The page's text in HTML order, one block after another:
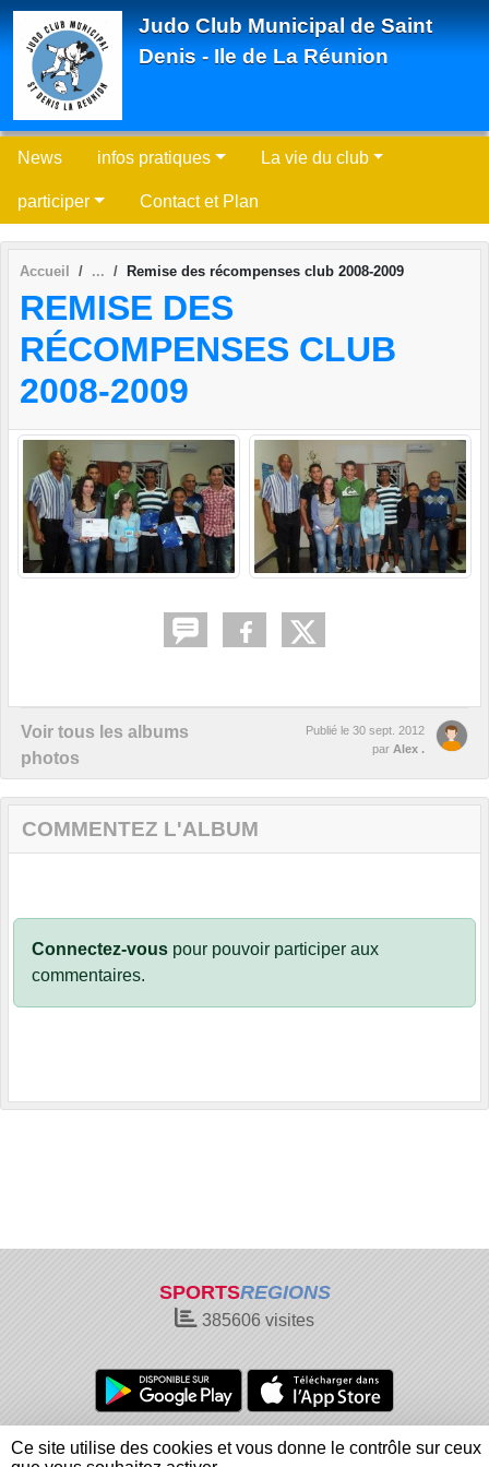
Judo Club Municipal de Saint
Denis - Ile de La Réunion
News infos pratiques La vie du club
participer Contact et Plan
Accueil Remise des récompenses club 2008-2009
REMISE DES
RÉCOMPENSES CLUB
2008-2009
Voir tous les albums
photos
Publié le 30 sept. 2012
par Alex .
COMMENTEZ L'ALBUM
Connectez-vous pour pouvoir participer aux
commentaires.
SPORTSREGIONS
385606 visites
Charte cookies
Gestion des cookies
Panneau de gestion des cookies
Ce site utilise des cookies et vous donne le contrôle sur ceux